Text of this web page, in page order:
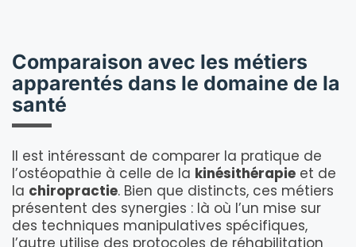
Comparaison avec les métiers
apparentés dans le domaine de la
santé
Il est intéressant de comparer la pratique de
l’ostéopathie à celle de la kinésithérapie et de
la chiropractie. Bien que distincts, ces métiers
présentent des synergies : là où l’un mise sur
des techniques manipulatives spécifiques,
l’autre utilise des protocoles de réhabilitation